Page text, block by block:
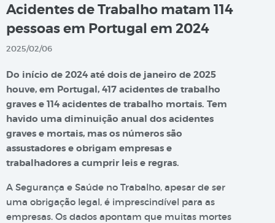
Acidentes de Trabalho matam 114
pessoas em Portugal em 2024
2025/02/06
Do início de 2024 até dois de janeiro de 2025
houve, em Portugal, 417 acidentes de trabalho
graves e 114 acidentes de trabalho mortais. Tem
havido uma diminuição anual dos acidentes
graves e mortais, mas os números são
assustadores e obrigam empresas e
trabalhadores a cumprir leis e regras.
A Segurança e Saúde no Trabalho, apesar de ser
uma obrigação legal, é imprescindível para as
empresas. Os dados apontam que muitas mortes